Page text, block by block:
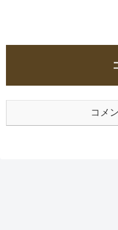
コメ